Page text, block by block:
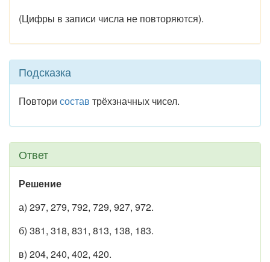
(Цифры в записи числа не повторяются).
Подсказка
Повтори состав трёхзначных чисел.
Ответ
Решение
а) 297, 279, 792, 729, 927, 972.
б) 381, 318, 831, 813, 138, 183.
в) 204, 240, 402, 420.